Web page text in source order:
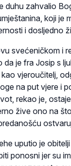
duhu zahvalio
koji je
i dosljedno
svećeničkom i
da je fra Josip s
vjeroučitelj,
na put vjere i
rekao je,
žive ono na
uputio je
ponosni jer su